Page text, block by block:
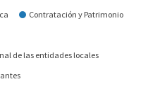
Contratación y Patrimonio
de las entidades locales